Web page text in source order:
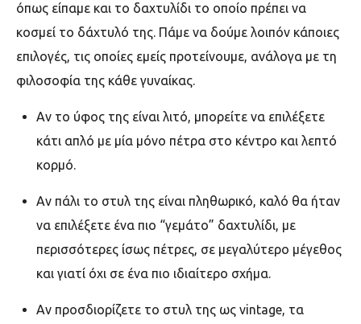
όπως είπαμε και το δαχτυλίδι το οποίο πρέπει να
κοσμεί το δάχτυλό της. Πάμε να δούμε λοιπόν κάποιες
επιλογές, τις οποίες εμείς προτείνουμε, ανάλογα με τη
φιλοσοφία της κάθε γυναίκας.
Αν το ύφος της είναι λιτό, μπορείτε να επιλέξετε
κάτι απλό με μία μόνο πέτρα στο κέντρο και λεπτό
κορμό.
Αν πάλι το στυλ της είναι πληθωρικό, καλό θα ήταν
να επιλέξετε ένα πιο “γεμάτο” δαχτυλίδι, με
περισσότερες ίσως πέτρες, σε μεγαλύτερο μέγεθος
και γιατί όχι σε ένα πιο ιδιαίτερο σχήμα.
Αν προσδιορίζετε το στυλ της ως vintage, τα